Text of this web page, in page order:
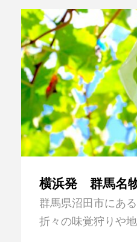
横浜発 群馬名
群馬県沼田市にあ
折々の味覚狩りや